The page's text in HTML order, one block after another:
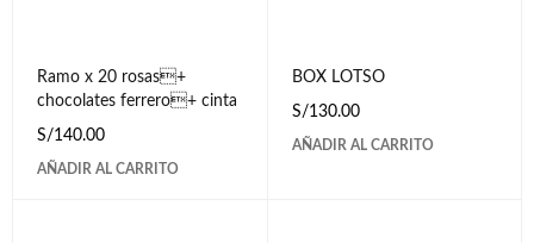
Ramo x 20 rosas+
chocolates ferrero+ cinta
S/140.00
AÑADIR AL CARRITO
BOX LOTSO
S/130.00
AÑADIR AL CARRITO